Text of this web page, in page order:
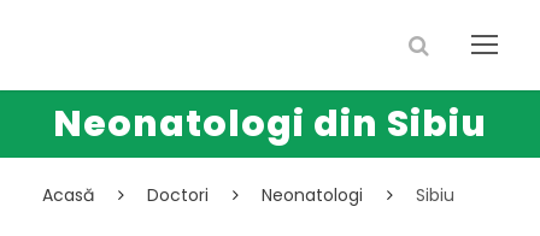
Neonatologi din Sibiu
Acasă Doctori Neonatologi Sibiu